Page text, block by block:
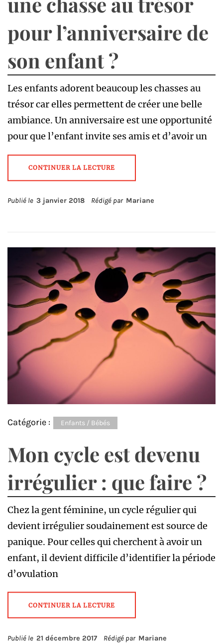
pour l’anniversaire de
son enfant ?
Les enfants adorent beaucoup les chasses au
trésor car elles permettent de créer une belle
ambiance. Un anniversaire est une opportunité
pour que l’enfant invite ses amis et d’avoir un
CONTINUER LA LECTURE
Publié le 3 janvier 2018 Rédigé par Mariane
Catégorie : Enfants / Bébés
Mon cycle est devenu
irrégulier : que faire ?
Chez la gent féminine, un cycle régulier qui
devient irrégulier soudainement est source de
panique. Pour celles qui cherchent à avoir un
enfant, il devient difficile d’identifier la période
d’ovulation
CONTINUER LA LECTURE
Publié le 21 décembre 2017 Rédigé par Mariane